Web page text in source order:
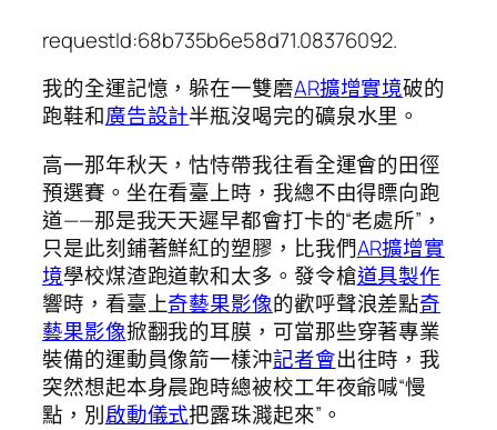
requestId:68b735b6e58d71.08376092.
我的全運記憶，躲在一雙磨AR擴增實境破的
跑鞋和廣告設計半瓶沒喝完的礦泉水里。
高一那年秋天，怙恃帶我往看全運會的田徑
預選賽。坐在看臺上時，我總不由得瞟向跑
道——那是我天天遲早都會打卡的“老處所”，
只是此刻鋪著鮮紅的塑膠，比我們AR擴增實
境學校煤渣跑道軟和太多。發令槍道具製作
響時，看臺上奇藝果影像的歡呼聲浪差點奇
藝果影像掀翻我的耳膜，可當那些穿著專業
裝備的運動員像箭一樣沖記者會出往時，我
突然想起本身晨跑時總被校工年夜爺喊“慢
點，別啟動儀式把露珠濺起來”。